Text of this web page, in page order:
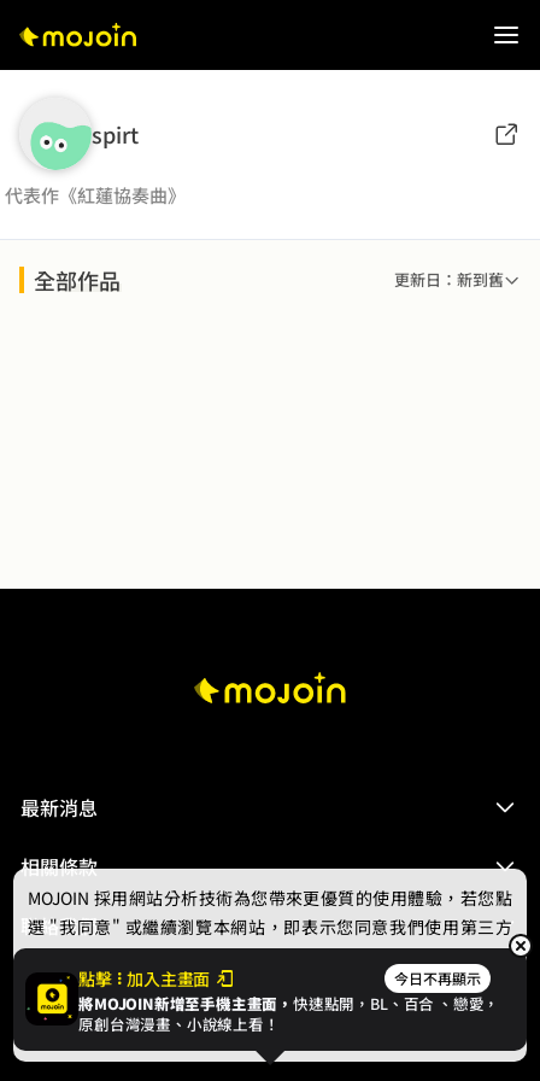
spirt
代表作《紅蓮協奏曲》
全部作品 更新日：新到舊
最新消息
相關條款
聯絡我們
© 2024 gamania Digital Entertainment Co., Ltd.
點擊 加入主畫面 今日不再顯示
將MOJOIN新增至手機主畫面，快速點開，BL、 百合 、戀愛，
原創台灣漫畫、小說線上看！
MOJOIN 採用網站分析技術為您帶來更優質的使用體驗，若您點
選 "我同意" 或繼續瀏覽本網站，即表示您同意我們使用第三方
Cookie，欲瞭解更多資訊請見隱私權政策。
我同意